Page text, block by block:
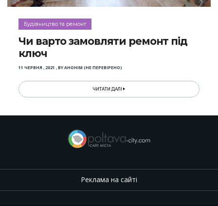
Будівництво та ремонт
Чи варто замовляти ремонт під
ключ
11 ЧЕРВНЯ , 2021 ,BYАНОНІМ (НЕ ПЕРЕВІРЕНО)
ЧИТАТИ ДАЛІ
Реклама на сайті